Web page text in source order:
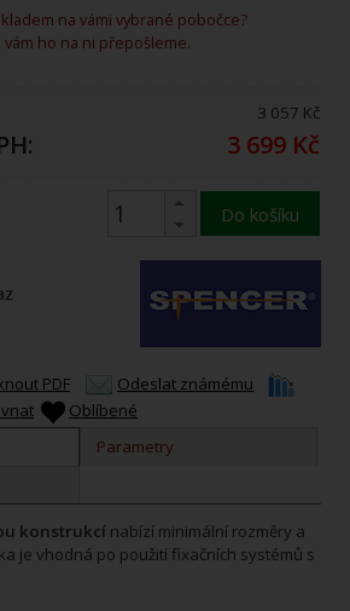
na vámi vybrané pobočce?
vám ho na ni přepošleme.
3 057 Kč
3 699 Kč
Do košíku
PDF
Odeslat známému
Oblíbené
Parametry
konstrukcí nabízí minimální rozměry a
je vhodná po použití fixačních systémů s